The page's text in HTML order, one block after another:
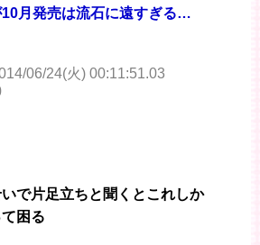
10月発売は流石に遠すぎる…
06/24(火) 00:11:51.03
で片足立ちと聞くとこれしか
困る